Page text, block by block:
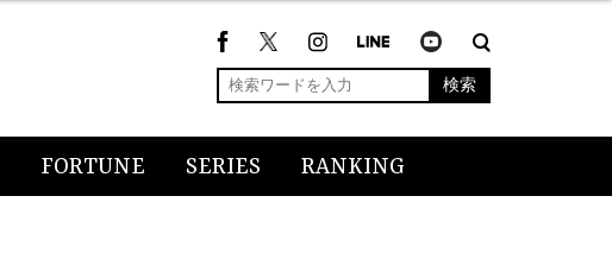
検索
FORTUNE SERIES RANKING